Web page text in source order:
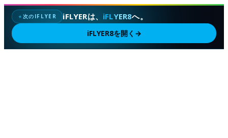
✦次のIFLYER iFLYERは、 iFLYER8へ。
iFLYER8を開く →